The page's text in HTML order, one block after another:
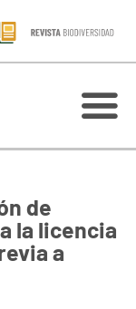
de
la licencia
a